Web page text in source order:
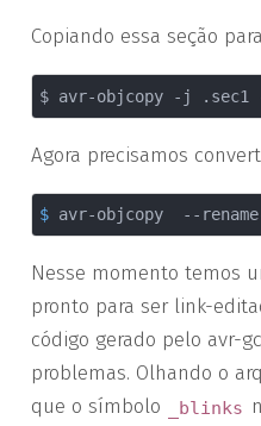
Copiando essa seção
Agora precisamos
$ avr-objcopy  --
Nesse momento temos
pronto para ser link-
código gerado pelo avr-
problemas. Olhando o
que o símbolo
_blinks